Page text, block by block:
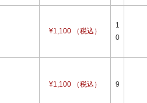
¥1,100 （税込）
1
0
¥1,100 （税込） 9